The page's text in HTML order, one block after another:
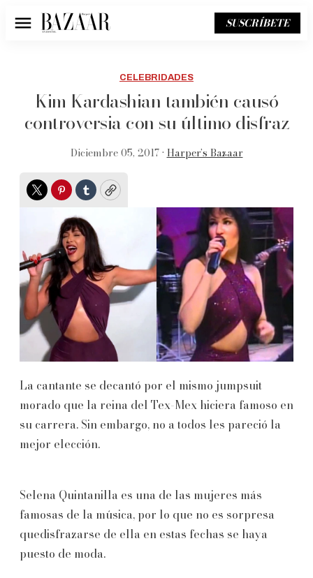
Menú SUSCRÍBETE
CELEBRIDADES
Kim Kardashian también causó
controversia con su último disfraz
Diciembre 05, 2017 • Harper’s Bazaar
TwitterPinterest
TumblrCopy
La cantante se decantó por el mismo jumpsuit
morado que la reina del Tex-Mex hiciera famoso en
su carrera. Sin embargo, no a todos les pareció la
mejor elección.
Selena Quintanilla es una de las mujeres más
famosas de la música, por lo que no es sorpresa
quedisfrazarse de ella en estas fechas se haya
puesto de moda.